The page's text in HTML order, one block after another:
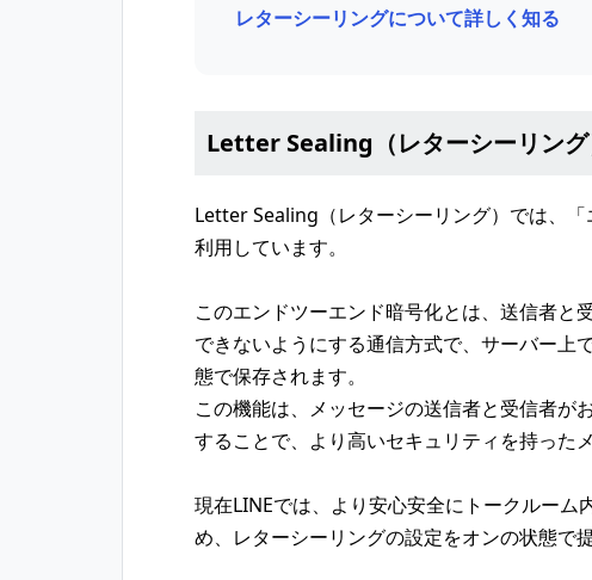
レターシーリングについて詳しく知る
Letter Sealing（レターシーリン
Letter Sealing（レターシーリング）では、
利用しています。
このエンドツーエンド暗号化とは、送信者と
できないようにする通信方式で、サーバー上
態で保存されます。
この機能は、メッセージの送信者と受信者が
することで、より高いセキュリティを持った
現在LINEでは、より安心安全にトークルーム
め、レターシーリングの設定をオンの状態で